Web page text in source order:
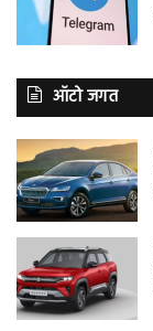
ऑटो जगत